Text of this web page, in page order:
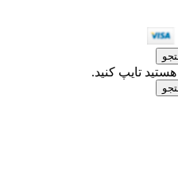
تایپ کنید.